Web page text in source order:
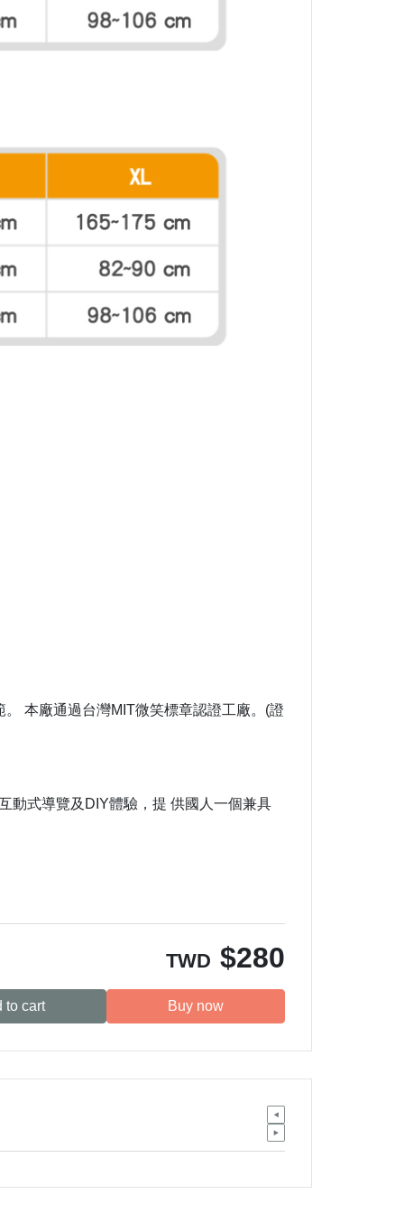
本廠通過台灣MIT微笑標章認證工廠。(證
動式導覽及DIY體驗，提 供國人一個兼具
TWD $280
to cart Buy now